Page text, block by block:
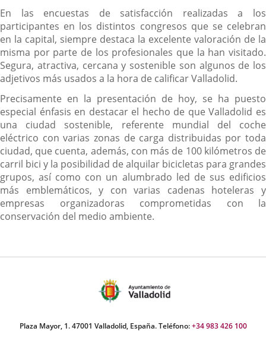
En las encuestas de satisfacción realizadas a los
participantes en los distintos congresos que se celebran
en la capital, siempre destaca la excelente valoración de la
misma por parte de los profesionales que la han visitado.
Segura, atractiva, cercana y sostenible son algunos de los
adjetivos más usados a la hora de calificar Valladolid.
Precisamente en la presentación de hoy, se ha puesto
especial énfasis en destacar el hecho de que Valladolid es
una ciudad sostenible, referente mundial del coche
eléctrico con varias zonas de carga distribuidas por toda
ciudad, que cuenta, además, con más de 100 kilómetros de
carril bici y la posibilidad de alquilar bicicletas para grandes
grupos, así como con un alumbrado led de sus edificios
más emblemáticos, y con varias cadenas hoteleras y
empresas organizadoras comprometidas con la
conservación del medio ambiente.
Plaza Mayor, 1. 47001 Valladolid, España. Teléfono:+34 983 426 100